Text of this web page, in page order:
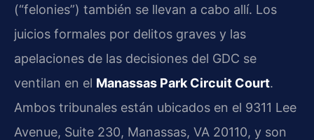
(“felonies”) también se llevan a cabo allí. Los
juicios formales por delitos graves y las
apelaciones de las decisiones del GDC se
ventilan en el Manassas Park Circuit Court.
Ambos tribunales están ubicados en el 9311 Lee
Avenue, Suite 230, Manassas, VA 20110, y son